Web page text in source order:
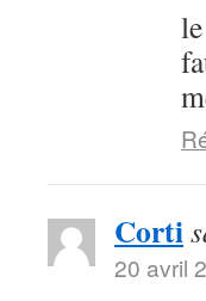
Corti
20 avril